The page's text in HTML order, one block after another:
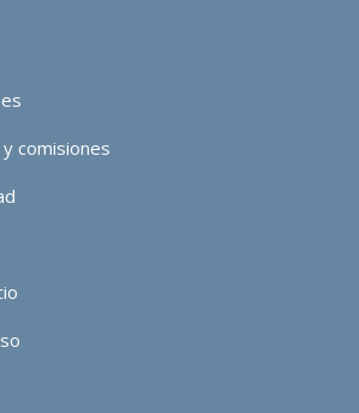
comisiones